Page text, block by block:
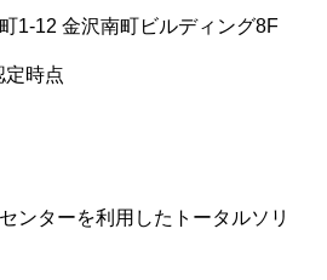
1-12 金沢南町ビルディング8F
時点
ンターを利用したトータルソリ